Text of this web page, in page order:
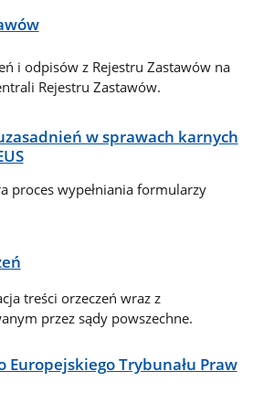
i odpisów z Rejestru Zastawów na
Rejestru Zastawów.
w sprawach karnych
proces wypełniania formularzy
treści orzeczeń wraz z
przez sądy powszechne.
Europejskiego Trybunału Praw